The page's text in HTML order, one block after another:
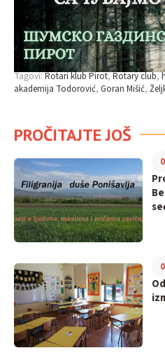
Tagovi:Rotari klub Pirot Rotary club
akademija Todorović Goran Mišić
PROČITAJTE JOŠ